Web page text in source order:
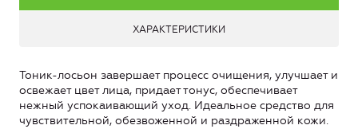
ХАРАКТЕРИСТИКИ
Тоник-лосьон завершает процесс очищения, улучшает и
освежает цвет лица, придает тонус, обеспечивает
нежный успокаивающий уход. Идеальное средство для
чувствительной, обезвоженной и раздраженной кожи.